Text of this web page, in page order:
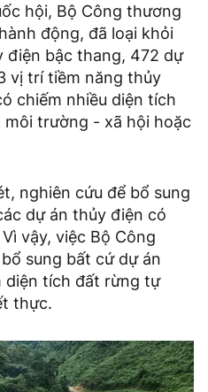
hội, Bộ Công thương
động, đã loại khỏi
điện bậc thang, 472 dự
vị trí tiềm năng thủy
chiếm nhiều diện tích
trường - xã hội hoặc
nghiên cứu để bổ sung
dự án thủy điện có
vậy, việc Bộ Công
sung bất cứ dự án
diện tích đất rừng tự
thực.